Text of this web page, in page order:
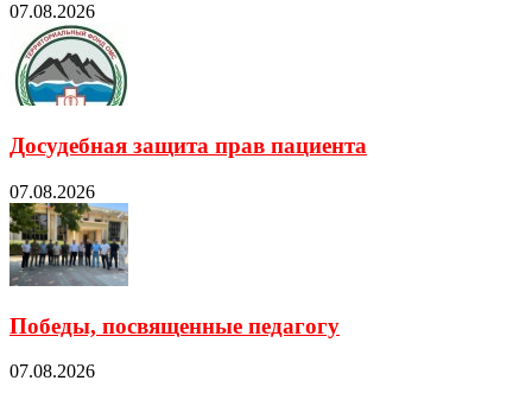
07.08.2026
Досудебная защита прав пациента
07.08.2026
Победы, посвященные педагогу
07.08.2026